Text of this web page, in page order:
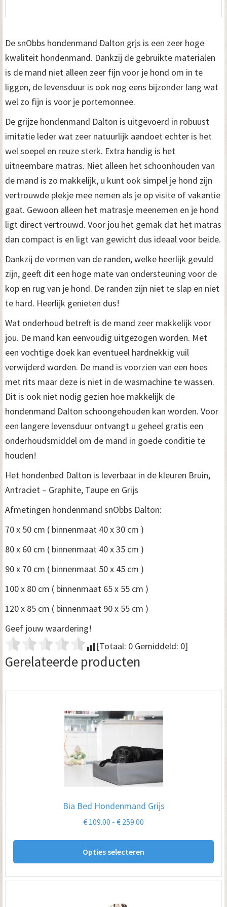
De snObbs hondenmand Dalton grjs is een zeer hoge
kwaliteit hondenmand. Dankzij de gebruikte materialen
is de mand niet alleen zeer fijn voor je hond om in te
liggen, de levensduur is ook nog eens bijzonder lang wat
wel zo fijn is voor je portemonnee.
De grijze hondenmand Dalton is uitgevoerd in robuust
imitatie leder wat zeer natuurlijk aandoet echter is het
wel soepel en reuze sterk. Extra handig is het
uitneembare matras. Niet alleen het schoonhouden van
de mand is zo makkelijk, u kunt ook simpel je hond zijn
vertrouwde plekje mee nemen als je op visite of vakantie
gaat. Gewoon alleen het matrasje meenemen en je hond
ligt direct vertrouwd. Voor jou het gemak dat het matras
dan compact is en ligt van gewicht dus ideaal voor beide.
Dankzij de vormen van de randen, welke heerlijk gevuld
zijn, geeft dit een hoge mate van ondersteuning voor de
kop en rug van je hond. De randen zijn niet te slap en niet
te hard. Heerlijk genieten dus!
Wat onderhoud betreft is de mand zeer makkelijk voor
jou. De mand kan eenvoudig uitgezogen worden. Met
een vochtige doek kan eventueel hardnekkig vuil
verwijderd worden. De mand is voorzien van een hoes
met rits maar deze is niet in de wasmachine te wassen.
Dit is ook niet nodig gezien hoe makkelijk de
hondenmand Dalton schoongehouden kan worden. Voor
een langere levensduur ontvangt u geheel gratis een
onderhoudsmiddel om de mand in goede conditie te
houden!
Het hondenbed Dalton is leverbaar in de kleuren Bruin,
Antraciet – Graphite, Taupe en Grijs
Afmetingen hondenmand snObbs Dalton:
70 x 50 cm ( binnenmaat 40 x 30 cm )
80 x 60 cm ( binnenmaat 40 x 35 cm )
90 x 70 cm ( binnenmaat 50 x 45 cm )
100 x 80 cm ( binnenmaat 65 x 55 cm )
120 x 85 cm ( binnenmaat 90 x 55 cm )
Geef jouw waardering!
[Totaal: 0 Gemiddeld: 0]
Gerelateerde producten
Bia Bed Hondenmand Grijs
€ 109.00 - € 259.00
€ 259.00
Opties selecteren
Dit